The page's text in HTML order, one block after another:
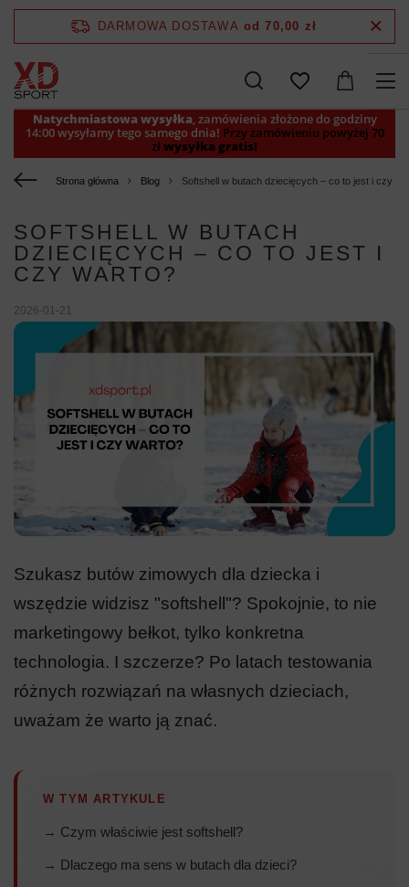
Natychmiastowa wysyłka, zamówienia złożone do godziny
14:00 wysyłamy tego samego dnia! Przy zamówieniu powyżej 70
złwysyłka gratis!
DARMOWA DOSTAWA od 70,00 zł
Strona główna Blog Softshell w butach dziecięcych – co to jest i czy
SOFTSHELL W BUTACH
DZIECIĘCYCH – CO TO JEST I
CZY WARTO?
2026-01-21
Szukasz butów zimowych dla dziecka i
wszędzie widzisz "softshell"? Spokojnie, to nie
marketingowy bełkot, tylko konkretna
technologia. I szczerze? Po latach testowania
różnych rozwiązań na własnych dzieciach,
uważam że warto ją znać.
W TYM ARTYKULE
→ Czym właściwie jest softshell?
→ Dlaczego ma sens w butach dla dzieci?